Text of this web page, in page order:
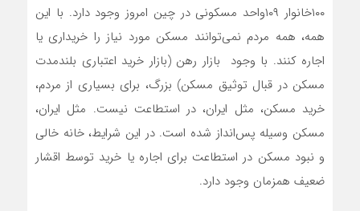
۱۰۰خانوار ۱۰۹واحد مسکونی در چین امروز وجود دارد. با این
همه، همه مردم نمی‌توانند مسکن مورد نیاز را خریداری یا
اجاره کنند. با وجود بازار رهن (بازار خرید اعتباری بلندمدت
مسکن در قبال توثیق مسکن) بزرگ، برای بسیاری از مردم،
خرید مسکن، مثل ایران، در استطاعت نیست. مثل ایران،
مسکن وسیله پس‌انداز شده است. در این شرایط، خانه خالی
و نبود مسکن در استطاعت برای اجاره یا خرید توسط اقشار
ضعیف همزمان وجود دارد.